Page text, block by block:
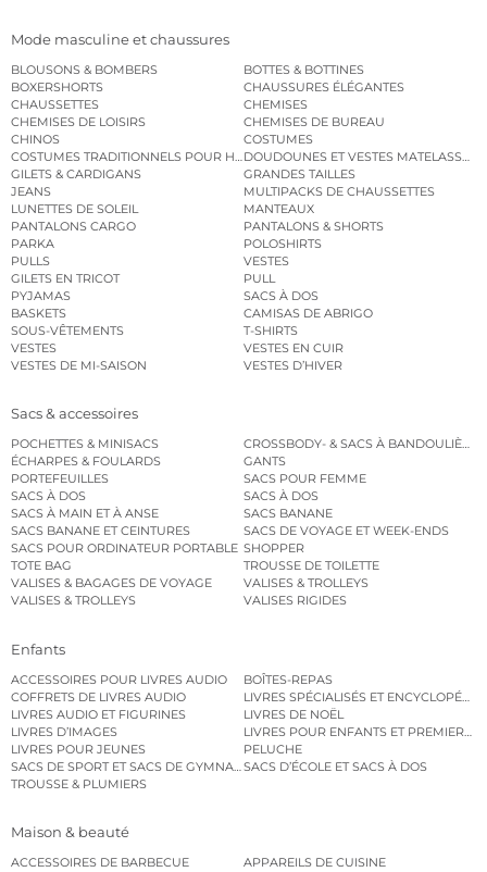
Mode masculine et chaussures
BLOUSONS & BOMBERS
BOTTES & BOTTINES
BOXERSHORTS
CHAUSSURES ÉLÉGANTES
CHAUSSETTES
CHEMISES
CHEMISES DE LOISIRS
CHEMISES DE BUREAU
CHINOS
COSTUMES
COSTUMES TRADITIONNELS POUR HOMMEDOUDOUNES ET VESTES MATELASSÉES
GILETS & CARDIGANS
GRANDES TAILLES
JEANS
MULTIPACKS DE CHAUSSETTES
LUNETTES DE SOLEIL
MANTEAUX
PANTALONS CARGO
PANTALONS & SHORTS
PARKA
POLOSHIRTS
PULLS
VESTES
GILETS EN TRICOT
PULL
PYJAMAS
SACS À DOS
BASKETS
CAMISAS DE ABRIGO
SOUS-VÊTEMENTS
T-SHIRTS
VESTES
VESTES EN CUIR
VESTES DE MI-SAISON
VESTES D’HIVER
Sacs & accessoires
POCHETTES & MINISACS
CROSSBODY- & SACS À BANDOULIÈRE
ÉCHARPES & FOULARDS
GANTS
PORTEFEUILLES
SACS POUR FEMME
SACS À DOS
SACS À DOS
SACS À MAIN ET À ANSE
SACS BANANE
SACS BANANE ET CEINTURES
SACS DE VOYAGE ET WEEK-ENDS
SACS POUR ORDINATEUR PORTABLE SHOPPER
TOTE BAG
TROUSSE DE TOILETTE
VALISES & BAGAGES DE VOYAGE
VALISES & TROLLEYS
VALISES & TROLLEYS
VALISES RIGIDES
Enfants
ACCESSOIRES POUR LIVRES AUDIO
BOÎTES-REPAS
COFFRETS DE LIVRES AUDIO
LIVRES SPÉCIALISÉS ET
LIVRES AUDIO ET FIGURINES
LIVRES DE NOËL
LIVRES D’IMAGES
LIVRES POUR ENFANTS ET PREMIERS
LIVRES POUR JEUNES
PELUCHE
SACS DE SPORT ET SACS DE GYMNASTIQUESACS D’ÉCOLE ET SACS À DOS
TROUSSE & PLUMIERS
Maison & beauté
ACCESSOIRES DE BARBECUE
APPAREILS DE CUISINE